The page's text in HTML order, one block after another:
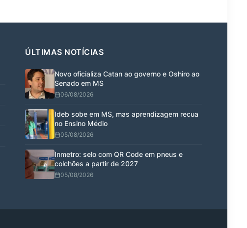
ÚLTIMAS NOTÍCIAS
Novo oficializa Catan ao governo e Oshiro ao
Senado em MS
06/08/2026
Ideb sobe em MS, mas aprendizagem recua
no Ensino Médio
05/08/2026
Inmetro: selo com QR Code em pneus e
colchões a partir de 2027
05/08/2026